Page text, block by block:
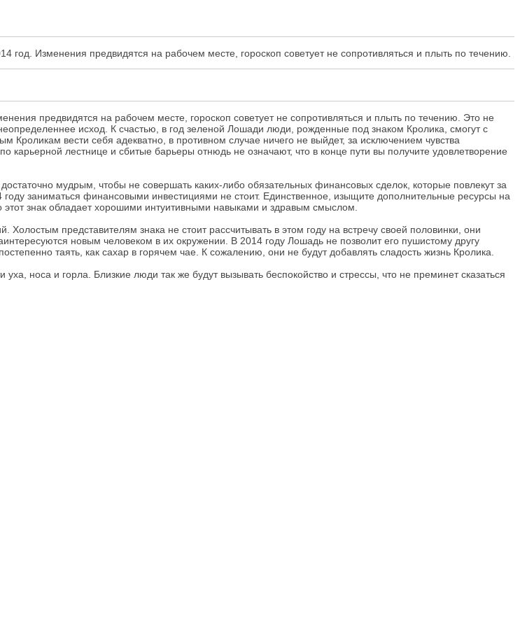
год. Изменения предвидятся на рабочем месте, гороскоп советует не сопротивляться и плыть по течению.
предвидятся на рабочем месте, гороскоп советует не сопротивляться и плыть по течению. Это не
исход. К счастью, в год зеленой Лошади люди, рожденные под знаком Кролика, смогут с
Кроликам вести себя адекватно, в противном случае ничего не выйдет, за исключением чувства
карьерной лестнице и сбитые барьеры отнюдь не означают, что в конце пути вы получите удовлетворение
мудрым, чтобы не совершать каких-либо обязательных финансовых сделок, которые повлекут за
заниматься финансовыми инвестициями не стоит. Единственное, изыщите дополнительные ресурсы на
знак обладает хорошими интуитивными навыками и здравым смыслом.
представителям знака не стоит рассчитывать в этом году на встречу своей половинки, они
новым человеком в их окружении. В 2014 году Лошадь не позволит его пушистому другу
таять, как сахар в горячем чае. К сожалению, они не будут добавлять сладость жизнь Кролика.
носа и горла. Близкие люди так же будут вызывать беспокойство и стрессы, что не преминет сказаться